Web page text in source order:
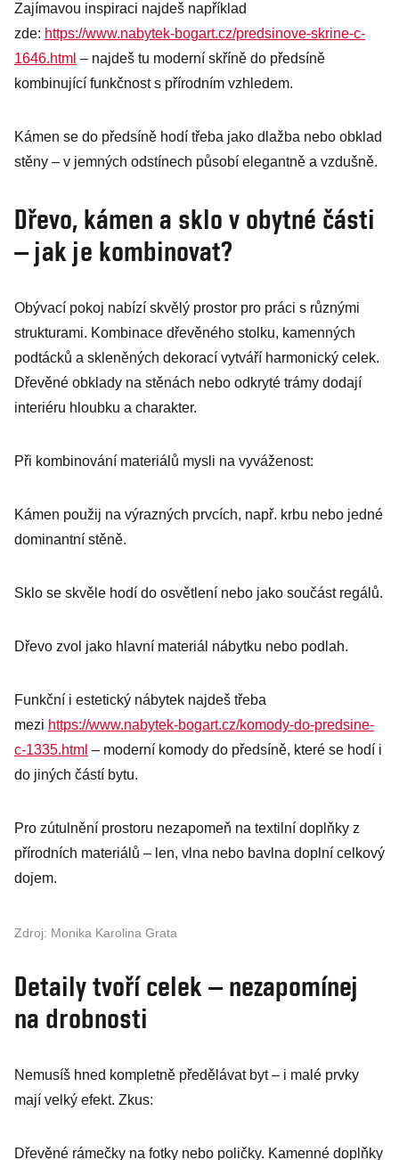
Zajímavou inspiraci najdeš například
zde: https://www.nabytek-bogart.cz/predsinove-skrine-c-
1646.html – najdeš tu moderní skříně do předsíně
kombinující funkčnost s přírodním vzhledem.
Kámen se do předsíně hodí třeba jako dlažba nebo obklad
stěny – v jemných odstínech působí elegantně a vzdušně.
Dřevo, kámen a sklo v obytné části
– jak je kombinovat?
Obývací pokoj nabízí skvělý prostor pro práci s různými
strukturami. Kombinace dřevěného stolku, kamenných
podtácků a skleněných dekorací vytváří harmonický celek.
Dřevěné obklady na stěnách nebo odkryté trámy dodají
interiéru hloubku a charakter.
Při kombinování materiálů mysli na vyváženost:
Kámen použij na výrazných prvcích, např. krbu nebo jedné
dominantní stěně.
Sklo se skvěle hodí do osvětlení nebo jako součást regálů.
Dřevo zvol jako hlavní materiál nábytku nebo podlah.
Funkční i estetický nábytek najdeš třeba
mezi https://www.nabytek-bogart.cz/komody-do-predsine-
c-1335.html – moderní komody do předsíně, které se hodí i
do jiných částí bytu.
Pro zútulnění prostoru nezapomeň na textilní doplňky z
přírodních materiálů – len, vlna nebo bavlna doplní celkový
dojem.
Zdroj: Monika Karolina Grata
Detaily tvoří celek – nezapomínej
na drobnosti
Nemusíš hned kompletně předělávat byt – i malé prvky
mají velký efekt. Zkus:
Dřevěné rámečky na fotky nebo poličky. Kamenné doplňky